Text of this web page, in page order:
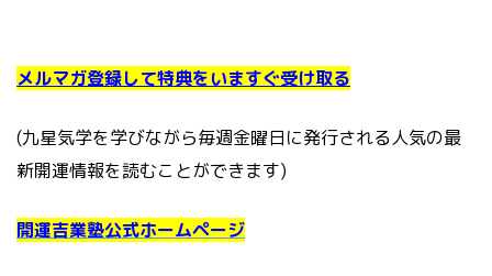
メルマガ登録して特典をいますぐ受け取る
(九星気学を学びながら毎週金曜日に発行される人気の最
新開運情報を読むことができます)
開運吉業塾公式ホームページ